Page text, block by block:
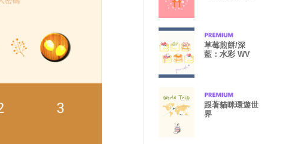
草莓煎餅/深
藍：水彩 WV
跟著貓咪環遊世
界